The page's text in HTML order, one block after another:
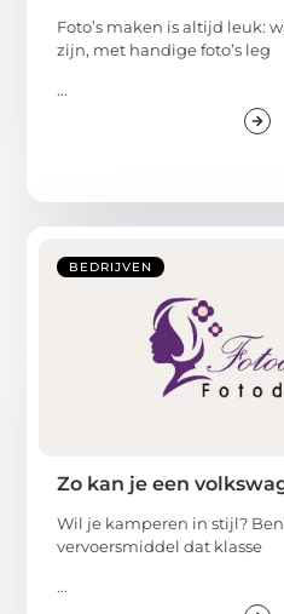
Foto’s maken is altijd leuk:
zijn, met handige foto’s leg
...
BEDRIJVEN
Zo kan je een
Wil je kamperen in stijl?
vervoersmiddel dat klasse
...